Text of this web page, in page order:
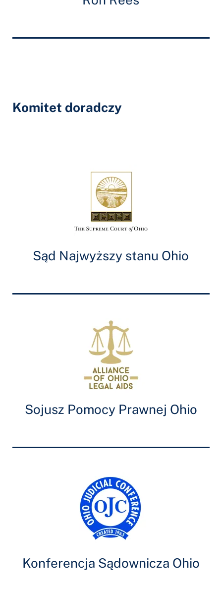
Komitet doradczy
Sąd Najwyższy stanu Ohio
Sojusz Pomocy Prawnej Ohio
Konferencja Sądownicza Ohio